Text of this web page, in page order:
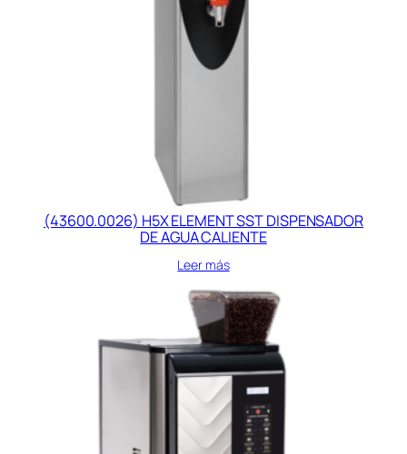
(43600.0026) H5X ELEMENT SST DISPENSADOR
DE AGUA CALIENTE
Leer más